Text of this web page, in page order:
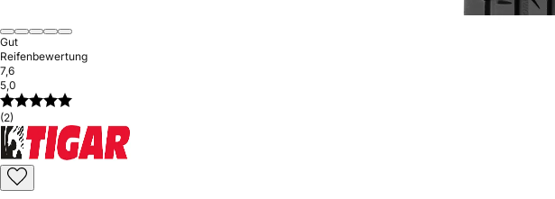
Gut
Reifenbewertung
7,6
5,0
(2)